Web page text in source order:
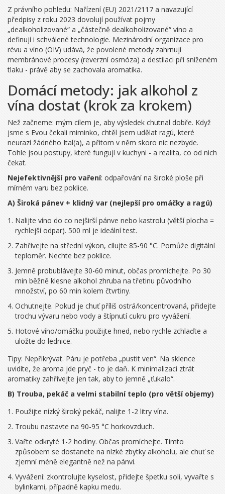
Z právního pohledu: Nařízení (EU) 2021/2117 a navazující
předpisy z roku 2023 dovolují používat pojmy
„dealkoholizované“ a „částečně dealkoholizované“ víno a
definují i schválené technologie. Mezinárodní organizace pro
révu a víno (OIV) udává, že povolené metody zahrnují
membránové procesy (reverzní osmóza) a destilaci při sníženém
tlaku - právě aby se zachovala aromatika.
Domácí metody: jak alkohol z
vína dostat (krok za krokem)
Než začneme: mým cílem je, aby výsledek chutnal dobře. Když
jsme s Evou čekali miminko, chtěl jsem udělat ragú, které
neurazí žádného Ital(a), a přitom v něm skoro nic nezbyde.
Tohle jsou postupy, které fungují v kuchyni - a realita, co od nich
čekat.
Nejefektivnější pro vaření: odpařování na široké ploše při
mírném varu bez poklice.
A) Široká pánev + klidný var (nejlepší pro omáčky a ragú)
Nalijte víno do co nejširší pánve nebo kastrolu (větší plocha =
rychlejší odpar). 500 ml je ideální test.
Zahřívejte na střední výkon, cílujte 85-90 °C. Pomůže digitální
teploměr. Nechte bez poklice.
Jemně probublávejte 30-60 minut, občas promíchejte. Po 30
min běžně klesne alkohol zhruba na třetinu původního
množství, po 60 min kolem čtvrtiny.
Ochutnejte. Pokud je chuť příliš ostrá/koncentrovaná, přidejte
trochu vývaru nebo vody a štípnutí cukru pro vyvážení.
Hotové víno/omáčku použijte hned, nebo rychle zchlaďte a
uložte do lednice.
Tipy: Nepřikrývat. Páru je potřeba „pustit ven“. Na sklence
uvidíte, že aroma jde pryč - to je daň. K minimalizaci ztrát
aromatiky zahřívejte jen tak, aby to jemně „ťukalo“.
B) Trouba, pekáč a velmi stabilní teplo (pro větší objemy)
Použijte nízký široký pekáč, nalijte 1-2 litry vína.
Troubu nastavte na 90-95 °C horkovzduch.
Vařte odkryté 1-2 hodiny. Občas promíchejte. Tímto
způsobem se dostanete na nízké zbytky alkoholu, ale chuť se
zjemní méně elegantně než na pánvi.
Vyvážení: zkontrolujte kyselost, přidejte špetku soli, vyvařte s
bylinkami, případně kapku medu.